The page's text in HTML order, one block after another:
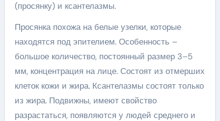
(просянку) и ксантелазмы.
Просянка похожа на белые узелки, которые
находятся под эпителием. Особенность –
большое количество, постоянный размер 3–5
мм, концентрация на лице. Состоят из отмерших
клеток кожи и жира. Ксантелазмы состоят только
из жира. Подвижны, имеют свойство
разрастаться, появляются у людей среднего и